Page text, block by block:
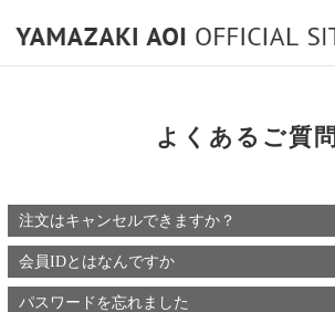
よくあるご質問
注文はキャンセルできますか？
会員IDとはなんですか
パスワードを忘れました